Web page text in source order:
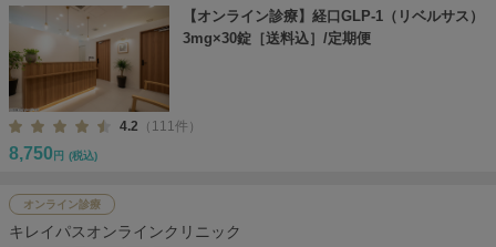
【オンライン診療】経口GLP-1（リベルサス）
3mg×30錠［送料込］/定期便
4.2 （111件）
8,750 円 (税込)
オンライン診療
キレイパスオンラインクリニック